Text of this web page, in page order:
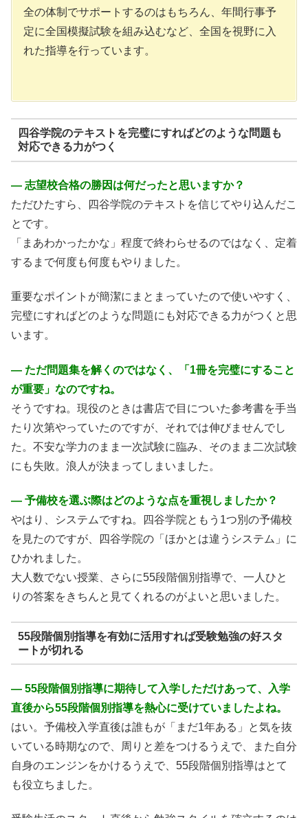
全の体制でサポートするのはもちろん、年間行事予
定に全国模擬試験を組み込むなど、全国を視野に入
れた指導を行っています。
四谷学院のテキストを完璧にすればどのような問題も
対応できる力がつく
― 志望校合格の勝因は何だったと思いますか？
ただひたすら、四谷学院のテキストを信じてやり込んだこ
とです。
「まあわかったかな」程度で終わらせるのではなく、定着
するまで何度も何度もやりました。
重要なポイントが簡潔にまとまっていたので使いやすく、
完璧にすればどのような問題にも対応できる力がつくと思
います。
― ただ問題集を解くのではなく、「1冊を完璧にすること
が重要」なのですね。
そうですね。現役のときは書店で目についた参考書を手当
たり次第やっていたのですが、それでは伸びませんでし
た。不安な学力のまま一次試験に臨み、そのまま二次試験
にも失敗。浪人が決まってしまいました。
― 予備校を選ぶ際はどのような点を重視しましたか？
やはり、システムですね。四谷学院ともう1つ別の予備校
を見たのですが、四谷学院の「ほかとは違うシステム」に
ひかれました。
大人数でない授業、さらに55段階個別指導で、一人ひと
りの答案をきちんと見てくれるのがよいと思いました。
55段階個別指導を有効に活用すれば受験勉強の好スタ
ートが切れる
― 55段階個別指導に期待して入学しただけあって、入学
直後から55段階個別指導を熱心に受けていましたよね。
はい。予備校入学直後は誰もが「まだ1年ある」と気を抜
いている時期なので、周りと差をつけるうえで、また自分
自身のエンジンをかけるうえで、55段階個別指導はとて
も役立ちました。